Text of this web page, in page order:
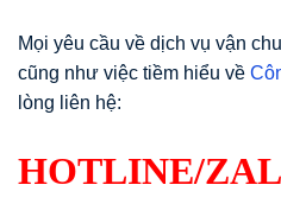
Mọi yêu cầu về dịch vụ vận
cũng như việc tiềm hiểu về
lòng liên hệ:
HOTLINE/